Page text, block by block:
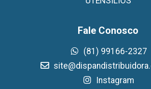
Fale Conosco
(81) 99166-2327
Instagram